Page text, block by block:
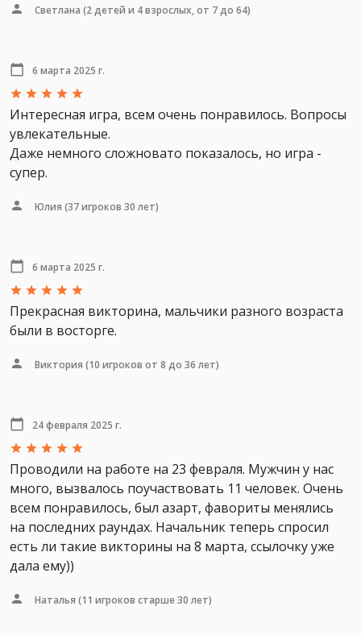
Светлана (2 детей и 4 взрослых, от 7 до 64)
6 марта 2025 г.
Интересная игра, всем очень понравилось. Вопросы
увлекательные.
Даже немного сложновато показалось, но игра -
супер.
Юлия (37 игроков 30 лет)
6 марта 2025 г.
Прекрасная викторина, мальчики разного возраста
были в восторге.
Виктория (10 игроков от 8 до 36 лет)
24 февраля 2025 г.
Проводили на работе на 23 февраля. Мужчин у нас
много, вызвалось поучаствовать 11 человек. Очень
всем понравилось, был азарт, фавориты менялись
на последних раундах. Начальник теперь спросил
есть ли такие викторины на 8 марта, ссылочку уже
дала ему))
Наталья (11 игроков старше 30 лет)